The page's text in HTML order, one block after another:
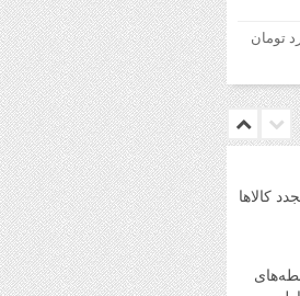
میلیارد تومان
کالاهای